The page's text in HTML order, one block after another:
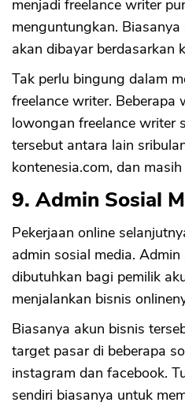
menjadi freelance writer
menguntungkan.
akan dibayar berdasarkan
Tak perlu bingung dalam
freelance writer. Beberapa
lowongan freelance writer
tersebut antara lain
kontenesia.com, dan
9. Admin Sosial
Pekerjaan online
admin sosial media.
dibutuhkan bagi pemilik
menjalankan bisnis
Biasanya akun bisnis
target pasar di beberapa
instagram dan facebook.
sendiri biasanya untuk